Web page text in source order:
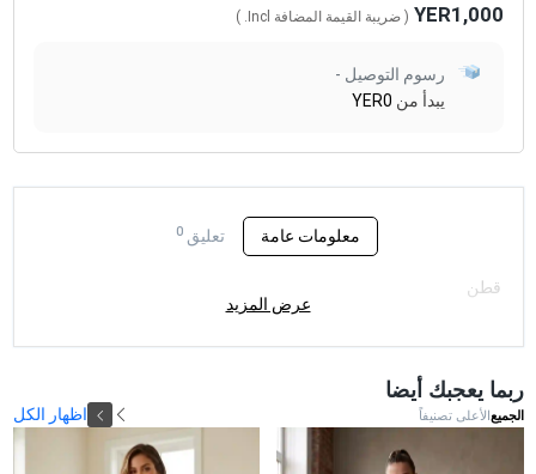
YER1,000 ( ضريبة القيمة المضافة Incl.
)
رسوم التوصيل -
يبدأ من YER0
معلومات عامة تعليق 0
قطن
عرض المزيد
ربما يعجبك أيضا
الجميع الأعلى تصنيفاً اظهار الكل